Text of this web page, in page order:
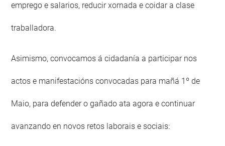
emprego e salarios, reducir xornada e coidar a clase
traballadora.
Asimismo, convocamos á cidadanía a participar nos
actos e manifestacións convocadas para mañá 1º de
Maio, para defender o gañado ata agora e continuar
avanzando en novos retos laborais e sociais: